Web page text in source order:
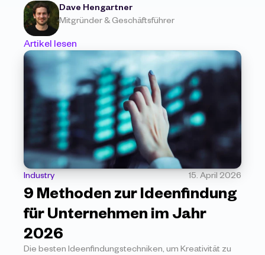
Dave Hengartner
Mitgründer & Geschäftsführer
Artikel lesen
Industry 15. April 2026
9 Methoden zur Ideenfindung
für Unternehmen im Jahr
2026
Die besten Ideenfindungstechniken, um Kreativität zu